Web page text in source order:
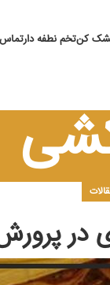
کنتخم نطفه دارتماس
در